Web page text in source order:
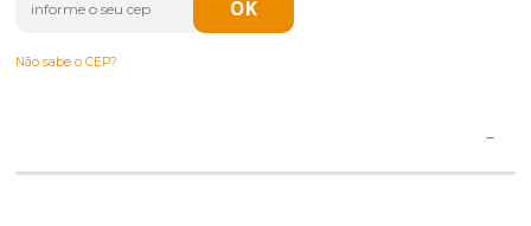
Não sabe o CEP?